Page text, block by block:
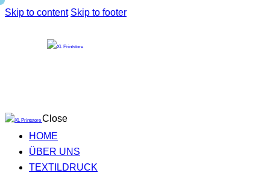
Skip to content Skip to footer
Close
HOME
ÜBER UNS
TEXTILDRUCK